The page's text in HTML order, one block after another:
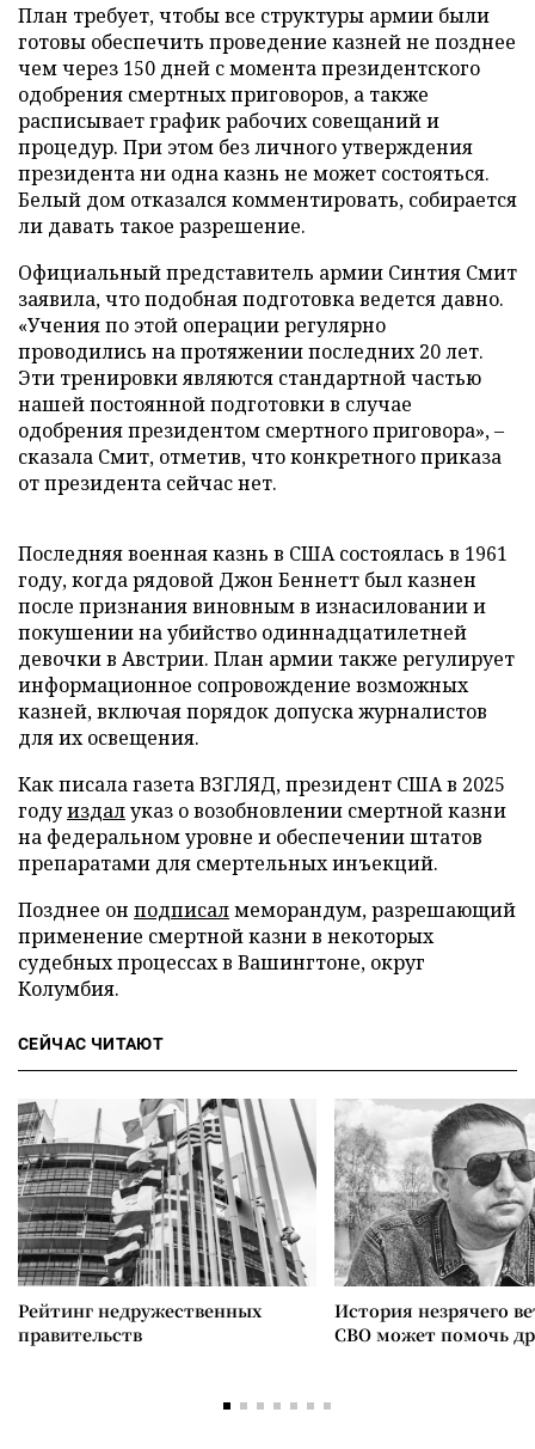
План требует, чтобы все структуры армии были
готовы обеспечить проведение казней не позднее
чем через 150 дней с момента президентского
одобрения смертных приговоров, а также
расписывает график рабочих совещаний и
процедур. При этом без личного утверждения
президента ни одна казнь не может состояться.
Белый дом отказался комментировать, собирается
ли давать такое разрешение.
Официальный представитель армии Синтия Смит
заявила, что подобная подготовка ведется давно.
«Учения по этой операции регулярно
проводились на протяжении последних 20 лет.
Эти тренировки являются стандартной частью
нашей постоянной подготовки в случае
одобрения президентом смертного приговора», –
сказала Смит, отметив, что конкретного приказа
от президента сейчас нет.
Последняя военная казнь в США состоялась в 1961
году, когда рядовой Джон Беннетт был казнен
после признания виновным в изнасиловании и
покушении на убийство одиннадцатилетней
девочки в Австрии. План армии также регулирует
информационное сопровождение возможных
казней, включая порядок допуска журналистов
для их освещения.
Как писала газета ВЗГЛЯД, президент США в 2025
годуиздалуказ о возобновлении смертной казни
на федеральном уровне и обеспечении штатов
препаратами для смертельных инъекций.
Позднее он подписалмеморандум, разрешающий
применение смертной казни в некоторых
судебных процессах в Вашингтоне, округ
Колумбия.
СЕЙЧАС ЧИТАЮТ
Рейтинг недружественных
правительств
История незрячего
СВО может помочь